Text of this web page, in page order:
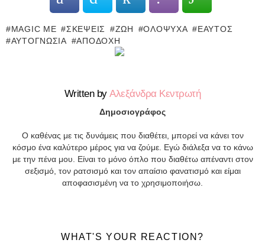
MAGIC ME ΣΚΈΨΕΙΣ ΖΩΉ ΟΛΌΨΥΧΑ
ΕΑΥΤΌΣ
ΑΥΤΟΓΝΩΣΊΑ
ΑΠΟΔΟΧΉ
Written byΑλεξάνδρα Κεντρωτή
Δημοσιογράφος
Ο καθένας με τις δυνάμεις που διαθέτει, μπορεί να κάνει τον
κόσμο ένα καλύτερο μέρος για να ζούμε. Εγώ διάλεξα να το κάνω
με την πένα μου. Είναι το μόνο όπλο που διαθέτω απέναντι στον
σεξισμό, τον ρατσισμό και τον απαίσιο φανατισμό και είμαι
αποφασισμένη να το χρησιμοποιήσω.
WHAT'S YOUR REACTION?